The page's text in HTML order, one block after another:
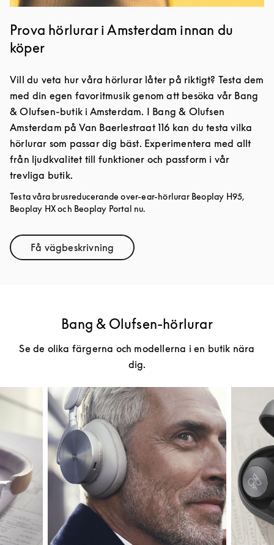
Prova hörlurar i Amsterdam innan du
köper
Vill du veta hur våra hörlurar låter på riktigt? Testa dem
med din egen favoritmusik genom att besöka vår Bang
& Olufsen-butik i Amsterdam. I Bang & Olufsen
Amsterdam på Van Baerlestraat 116 kan du testa vilka
hörlurar som passar dig bäst. Experimentera med allt
från ljudkvalitet till funktioner och passform i vår
trevliga butik.
Testa våra brusreducerande over-ear-hörlurar Beoplay H95,
Beoplay HX och Beoplay Portal nu.
Få vägbeskrivningLink Opens in New Tab
Bang & Olufsen-hörlurar
Se de olika färgerna och modellerna i en butik nära
dig.